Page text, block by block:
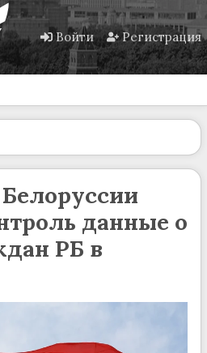
Войти Регистрация
данные о
РБ в